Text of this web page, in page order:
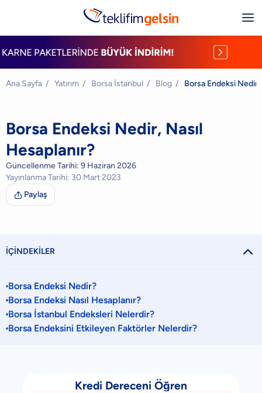
Ana Sayfa / Yatırım / Borsa İstanbul / Blog / Borsa Endeksi Nedir,
Borsa Endeksi Nedir, Nasıl
Hesaplanır?
Güncellenme Tarihi: 9 Haziran 2026
Yayınlanma Tarihi: 30 Mart 2023
 Paylaş
İÇİNDEKİLER 
Borsa Endeksi Nedir?
Borsa Endeksi Nasıl Hesaplanır?
Borsa İstanbul Endeksleri Nelerdir?
Borsa Endeksini Etkileyen Faktörler Nelerdir?
Kredi Dereceni Öğren